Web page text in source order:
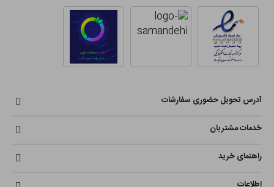
آدرس تحویل حضوری سفارشات
خدمات مشتریان
راهنمای خرید
اطلاعات